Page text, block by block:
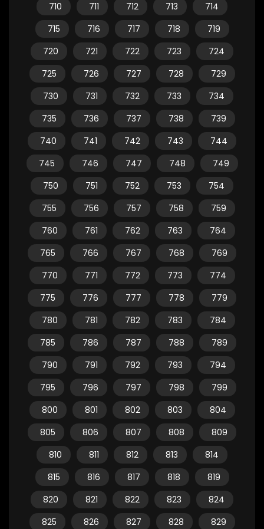
710
711 712 713
714
715
716 717 718
719
720
721 722 723
724
725
726 727 728
729
730
731 732 733
734
735
736 737 738
739
740
741 742 743
744
745
746 747 748
749
750
751 752 753
754
755
756 757 758
759
760
761 762 763
764
765
766 767 768
769
770
771 772 773
774
775
776 777 778
779
780
781 782 783
784
785
786 787 788
789
790
791 792 793
794
795
796 797 798
799
800
801 802 803
804
805
806 807 808
809
810
811 812 813
814
815
816 817 818
819
820
821 822 823
824
825
826 827 828
829